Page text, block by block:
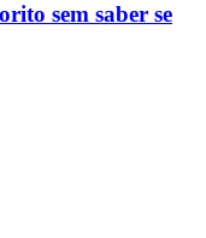
sem saber se